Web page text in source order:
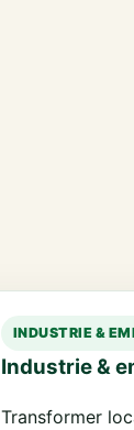
INDUSTRIE &
Industrie &
Transformer